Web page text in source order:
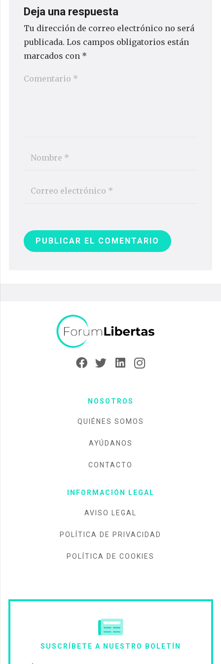
Deja una respuesta
Tu dirección de correo electrónico no será
publicada. Los campos obligatorios están
marcados con *
PUBLICAR EL COMENTARIO
NOSOTROS
QUIÉNES SOMOS
AYÚDANOS
CONTACTO
INFORMACIÓN LEGAL
AVISO LEGAL
POLÍTICA DE PRIVACIDAD
POLÍTICA DE COOKIES
SUSCRÍBETE A NUESTRO BOLETÍN